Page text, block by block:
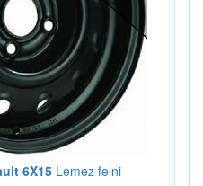
6X15 Lemez felni